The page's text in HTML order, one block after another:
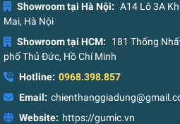
Showroom tại Hà Nội: A14 Lô 3A
Mai, Hà Nội
Showroom tại HCM:
181 Thống
phố Thủ Đức, Hồ Chí Minh
Hotline: 0968.398.857
Email:
Website: https://gumic.vn